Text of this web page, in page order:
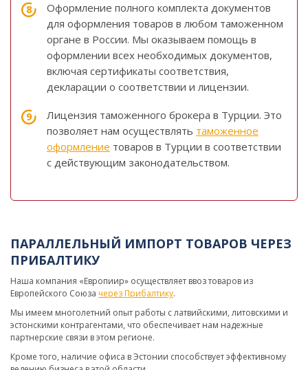
Оформление полного комплекта документов
для оформления товаров в любом таможенном
органе в России. Мы оказываем помощь в
оформлении всех необходимых документов,
включая сертификаты соответствия,
декларации о соответствии и лицензии.
Лицензия таможенного брокера в Турции. Это
позволяет нам осуществлять таможенное
оформление товаров в Турции в соответствии
с действующим законодательством.
ПАРАЛЛЕЛЬНЫЙ ИМПОРТ ТОВАРОВ ЧЕРЕЗ
ПРИБАЛТИКУ
Наша компания «Европиир» осуществляет ввоз товаров из
Европейского Союза через Прибалтику.
Мы имеем многолетний опыт работы с латвийскими, литовскими и
эстонскими контрагентами, что обеспечивает нам надежные
партнерские связи в этом регионе.
Кроме того, наличие офиса в Эстонии способствует эффективному